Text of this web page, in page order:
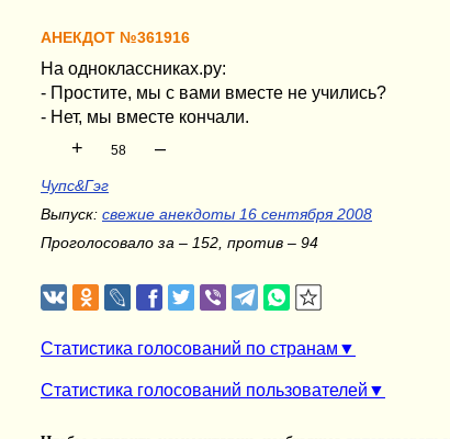
АНЕКДОТ №361916
На одноклассниках.ру:
- Простите, мы с вами вместе не учились?
- Нет, мы вместе кончали.
+ 58 –
Чупс&Гэг
Выпуск: свежие анекдоты 16 сентября 2008
Проголосовало за – 152, против – 94
Статистика голосований по странам
Статистика голосований пользователей